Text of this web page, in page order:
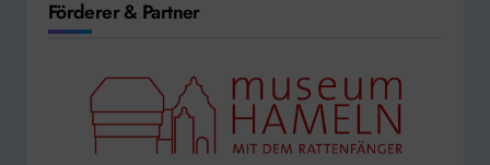
Förderer & Partner